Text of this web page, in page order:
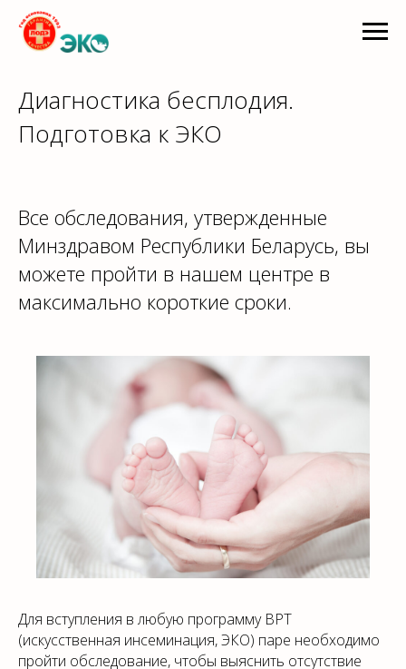
Диагностика бесплодия.
Подготовка к ЭКО
Все обследования, утвержденные
Минздравом Республики Беларусь, вы
можете пройти в нашем центре в
максимально короткие сроки.
Для вступления в любую программу ВРТ
(искусственная инсеминация, ЭКО) паре необходимо
пройти обследование, чтобы выяснить отсутствие